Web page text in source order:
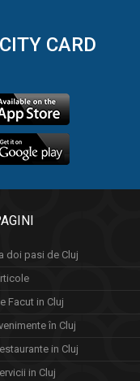
CARD
doi pasi de Cluj
Facut in Cluj
în Cluj
in Cluj
in Cluj